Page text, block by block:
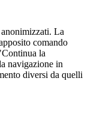
La
comando
la
navigazione in
diversi da quelli